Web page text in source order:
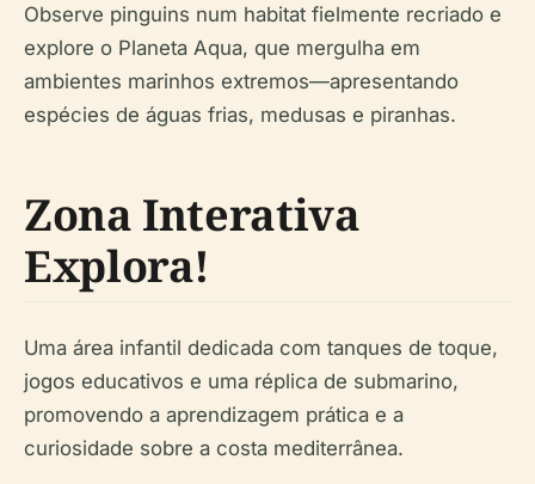
Observe pinguins num habitat fielmente recriado e
explore o Planeta Aqua, que mergulha em
ambientes marinhos extremos—apresentando
espécies de águas frias, medusas e piranhas.
Zona Interativa
Explora!
Uma área infantil dedicada com tanques de toque,
jogos educativos e uma réplica de submarino,
promovendo a aprendizagem prática e a
curiosidade sobre a costa mediterrânea.